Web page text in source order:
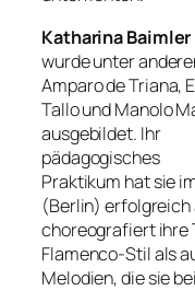
Katharina Baimler
wurde unter
Amparo de Triana,
Tallo und Manolo
ausgebildet. Ihr
pädagogisches
Praktikum hat sie
(Berlin) erfolgreich
choreografiert ihre
Flamenco-Stil als
Melodien, die sie